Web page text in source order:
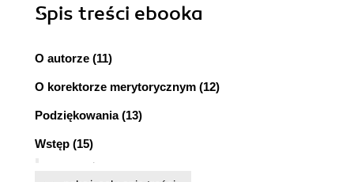
Spis treści ebooka
O autorze (11)
O korektorze merytorycznym (12)
Podziękowania (13)
Wstęp (15)
Najważniejsze umiejętności majsterkowicza